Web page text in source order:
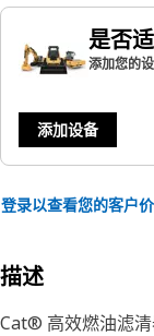
是否适
添加您的
添加设备
登录以查看您的客户
描述
Cat® 高效燃油滤清